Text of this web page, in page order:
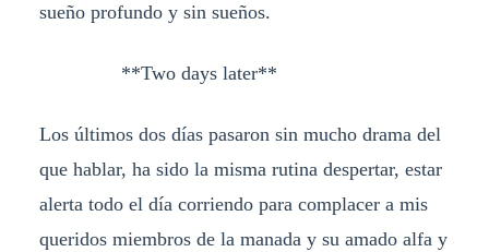
sueño profundo y sin sueños.
**Two days later**
Los últimos dos días pasaron sin mucho drama del
que hablar, ha sido la misma rutina despertar, estar
alerta todo el día corriendo para complacer a mis
queridos miembros de la manada y su amado alfa y